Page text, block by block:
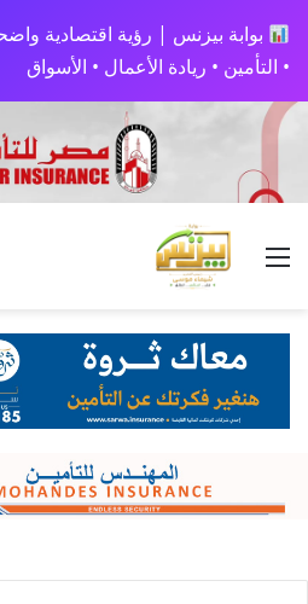
بوابة بيزنس | رؤية اقتصادية
• التأمين • ريادة الأعمال • الأسواق
القائمة